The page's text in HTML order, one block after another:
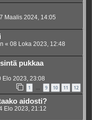
Maalis 2024, 14:05
« 08 Loka 2023, 12:48
pukkaa
Elo 2023, 23:08
1 … 9 10 11 12
aidosti?
Elo 2023, 21:12